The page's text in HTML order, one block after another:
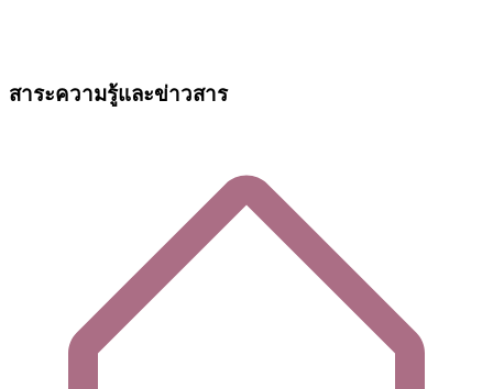
สาระความรู้และข่าวสาร